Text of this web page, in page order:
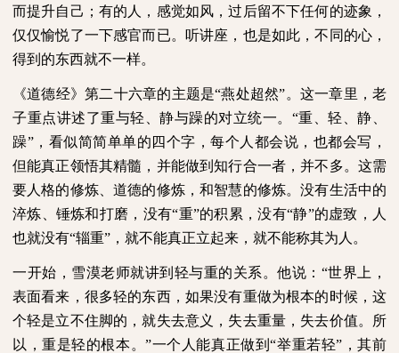
而提升自己；有的人，感觉如风，过后留不下任何的迹象，
仅仅愉悦了一下感官而已。听讲座，也是如此，不同的心，
得到的东西就不一样。
《道德经》第二十六章的主题是“燕处超然”。这一章里，老
子重点讲述了重与轻、静与躁的对立统一。“重、轻、静、
躁”，看似简简单单的四个字，每个人都会说，也都会写，
但能真正领悟其精髓，并能做到知行合一者，并不多。这需
要人格的修炼、道德的修炼，和智慧的修炼。没有生活中的
淬炼、锤炼和打磨，没有“重”的积累，没有“静”的虚致，人
也就没有“辎重”，就不能真正立起来，就不能称其为人。
一开始，雪漠老师就讲到轻与重的关系。他说：“世界上，
表面看来，很多轻的东西，如果没有重做为根本的时候，这
个轻是立不住脚的，就失去意义，失去重量，失去价值。所
以，重是轻的根本。”一个人能真正做到“举重若轻”，其前